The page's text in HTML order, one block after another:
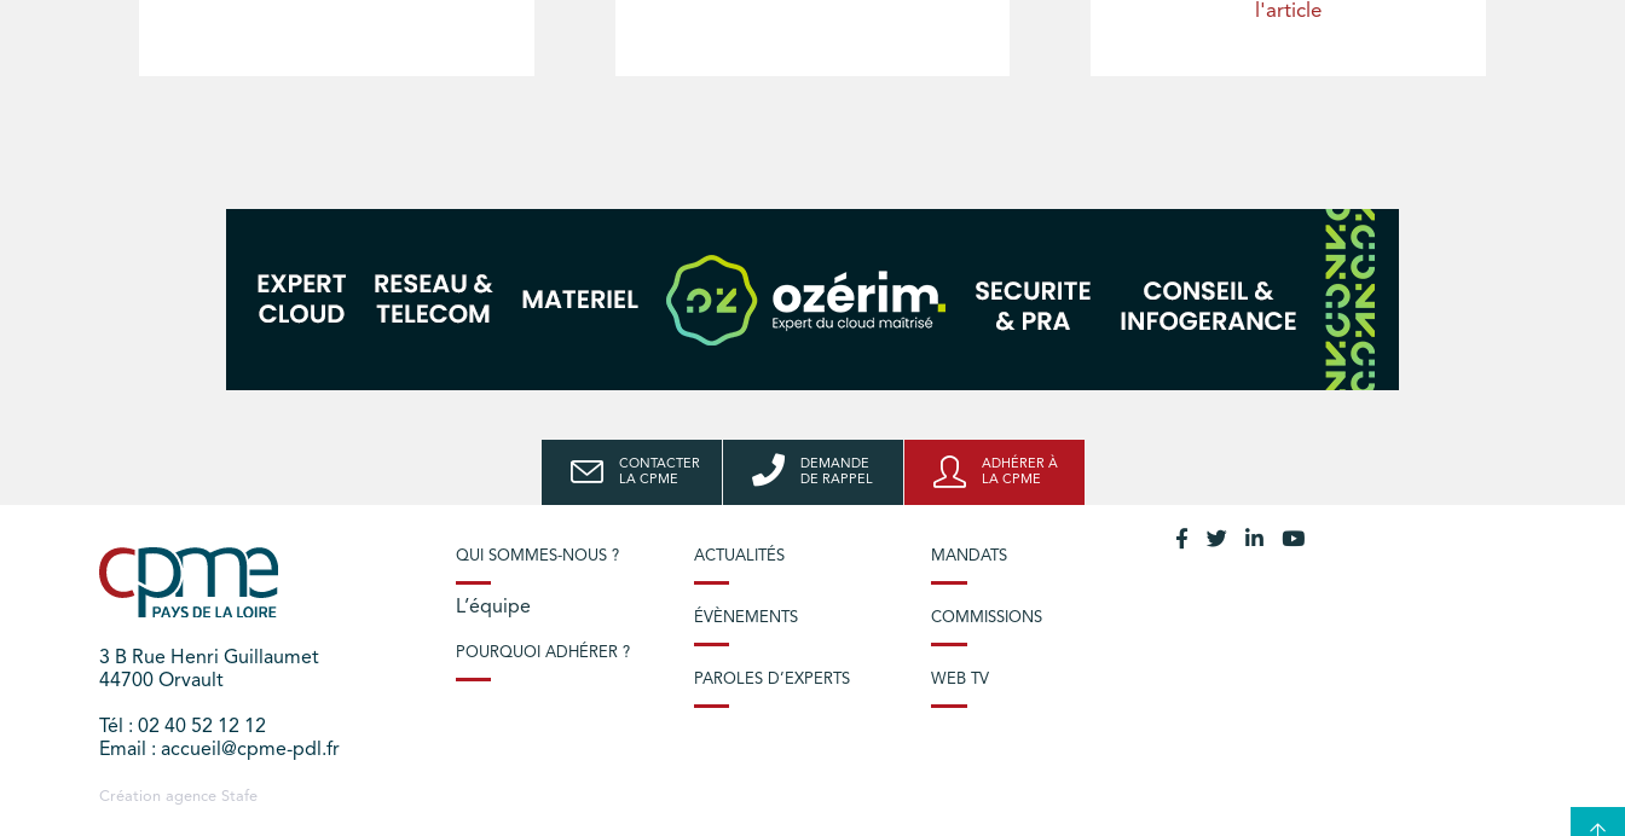
l'article
CONTACTER
LA CPME
DEMANDE
DE RAPPEL
ADHÉRER À
LA CPME
3 B Rue Henri Guillaumet
44700 Orvault
Tél : 02 40 52 12 12
Email : accueil@cpme-pdl.fr
Création agence Stafe
QUI SOMMES-NOUS ?
L’équipe
POURQUOI ADHÉRER ?
ACTUALITÉS
ÉVÈNEMENTS
PAROLES D’EXPERTS
MANDATS
COMMISSIONS
WEB TV